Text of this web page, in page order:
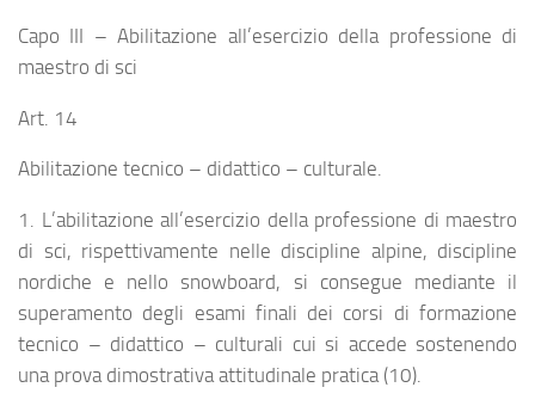
Capo III – Abilitazione all’esercizio della professione di
maestro di sci
Art. 14
Abilitazione tecnico – didattico – culturale.
1. L’abilitazione all’esercizio della professione di maestro
di sci, rispettivamente nelle discipline alpine, discipline
nordiche e nello snowboard, si consegue mediante il
superamento degli esami finali dei corsi di formazione
tecnico – didattico – culturali cui si accede sostenendo
una prova dimostrativa attitudinale pratica (10).